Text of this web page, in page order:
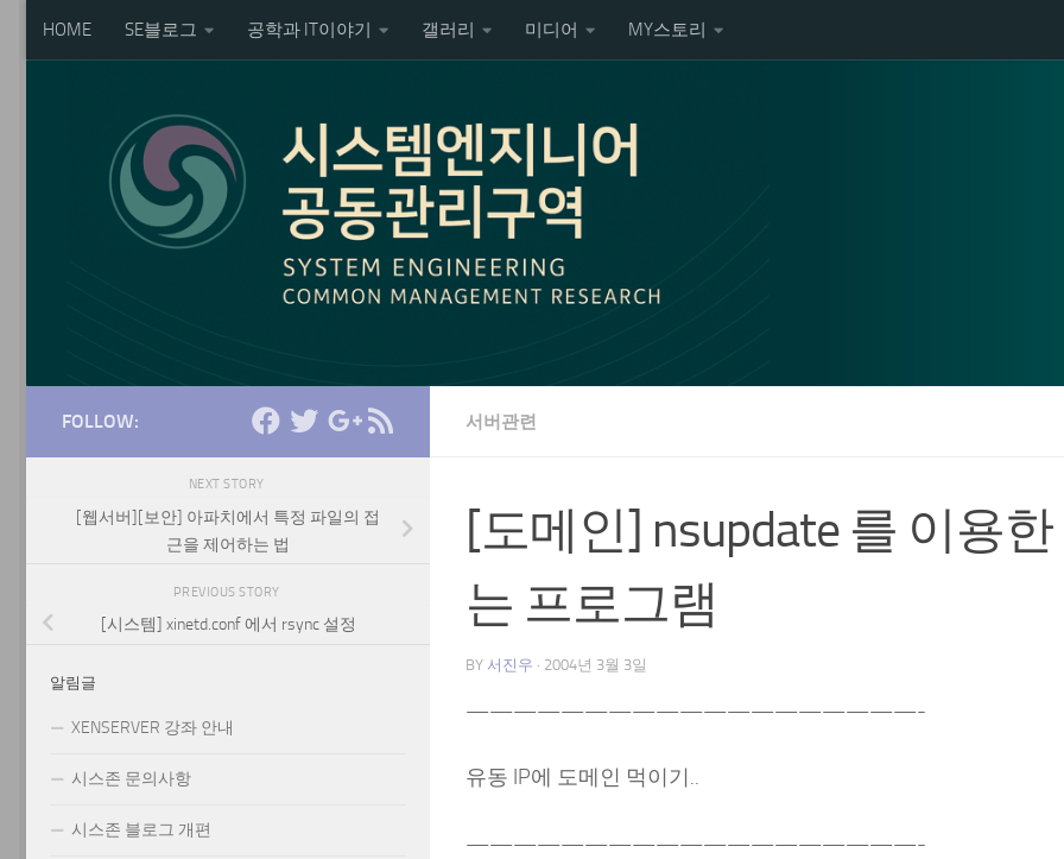
Skip to content
HOME SE블로그 공학과 IT이야기 갤러리 미디어 MY스토리
서버관련
[도메인] nsupdate 를 이용
는 프로그램
BY 서진우 · 2004년 3월 3일
———————————————————-
유동 IP에 도메인 먹이기..
———————————————————-
FOLLOW:
NEXT STORY
[웹서버][보안] 아파치에서 특정 파일의 접
근을 제어하는 법
PREVIOUS STORY
[시스템] xinetd.conf 에서 rsync 설정
알림글
XENSERVER 강좌 안내
시스존 문의사항
시스존 블로그 개편